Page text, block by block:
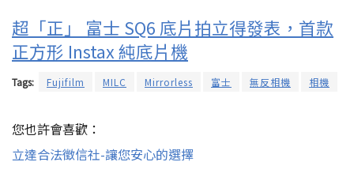
超「正」 富士 SQ6 底片拍立得發表，首款
正方形 Instax 純底片機
Tags: Fujifilm MILC Mirrorless 富士 無反相機 相機
您也許會喜歡：
立達合法徵信社-讓您安心的選擇